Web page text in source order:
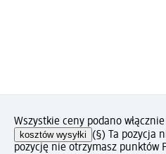
Wszystkie ceny podano
kosztów wysyłki (§) Ta pozycja
pozycję nie otrzymasz punktów